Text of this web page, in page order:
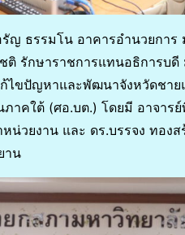
ธรรมโน อาคารอำนวยการ
ติ รักษาราชการแทนอธิการบ
ไขปัญหาและพัฒนาจังหวัดชา
าคใต้ (ศอ.บต.) โดยมี อาจาร
วยงาน และ ดร.บรรจง ทองส
าน